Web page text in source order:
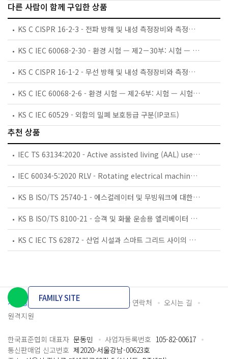
다른 사람이 함께 구입한 상품
KS C CISPR 16-2-3 - 전파 방해 및 내성 측정장비와 측정방법에 대한 규정－제2-3부：방해 및 내성 측정방법－복사성 방해 측정
KS C IEC 60068-2-30 - 환경 시험 — 제2－30부: 시험 — 시험 Db와 지침: 내습 사이클(12 h+12 h 사이클)
KS C CISPR 16-1-2 - 무선 방해 및 내성 측정장비와 측정방법에 대한 규정－제1-2부：무선 방해 및 내성 측정장비－보조기기－전도성 방해
KS C IEC 60068-2-6 - 환경 시험 — 제2-6부: 시험 — 시험 Fc: 진동(정현파)
KS C IEC 60529 - 외함의 밀폐 보호등급 구분(IP코드)
추천 상품
IEC TS 63134:2020 - Active assisted living (AAL) use cases
IEC 60034-5:2020 RLV - Rotating electrical machines - Part 5: Degrees of protection provided by the integral design of rotating electrical machines (IP code) - Classification
KS B ISO/TS 25740-1 - 에스컬레이터 및 무빙워크에 대한 안전요건 — 제1부: 세계공통 필수 안전요건(GESRs)
KS B ISO/TS 8100-21 - 승객 및 화물 운송용 엘리베이터 —제21부: 세계공통 필수안전요건(GESRs)을 충족하는 세계공통 안전 파라미터(GSPs)
KS C IEC TS 62872 - 산업 시설과 스마트 그리드 사이의 산업 공정 측정, 제어 및 자동화 시스템 인터페이스
개인정보처리방침 이용약관 담당자 연락처
오시는 길
원격지원
FAMILY SITE
한국표준협회 대표자 문동민 사업자등록번호 105-82-00617
통신판매업 신고번호 제2020-서울강남-00623호